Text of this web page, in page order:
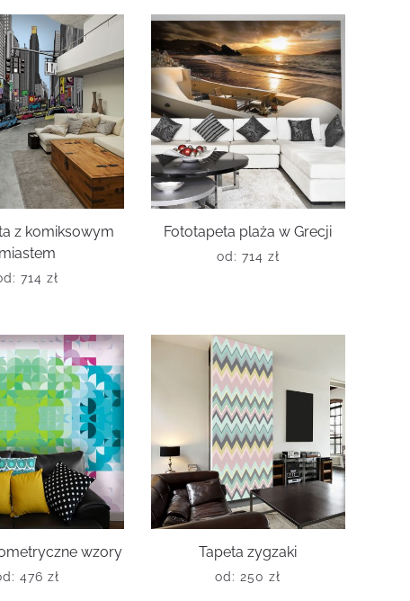
z komiksowym
miastem
714 zł
Fototapeta plaża w Grecji
od: 714 zł
wzory
476 zł
Tapeta zygzaki
od: 250zł